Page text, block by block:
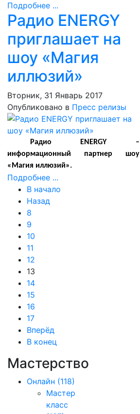
Подробнее ...
Радио ENERGY
приглашает на
шоу «Магия
иллюзий»
Вторник, 31 Январь 2017
Опубликовано в Пресс релизы
Радио ENERGY –
информационный партнер шоу
«Магия иллюзий».
Подробнее ...
В начало
Назад
8
9
10
11
12
13
14
15
16
17
Вперёд
В конец
Мастерство
Онлайн (118)
Мастер
класс